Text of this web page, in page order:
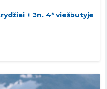
+ 3n. 4* viešbutyje